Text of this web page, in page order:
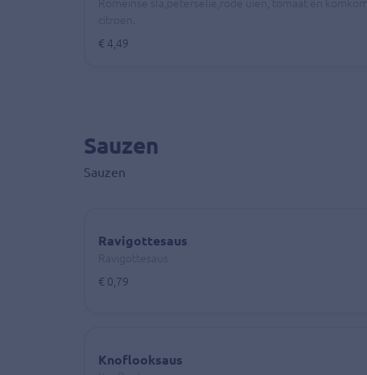
€ 4,49
Sauzen
Sauzen
Ravigottesaus
€ 0,79
Knoflooksaus